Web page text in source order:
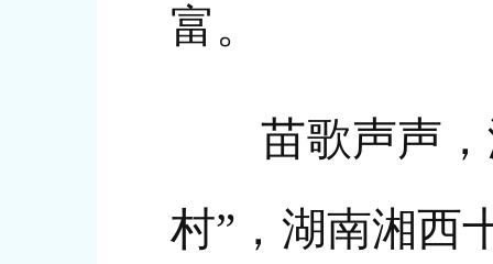
富。
苗歌声声，
村”，湖南湘西